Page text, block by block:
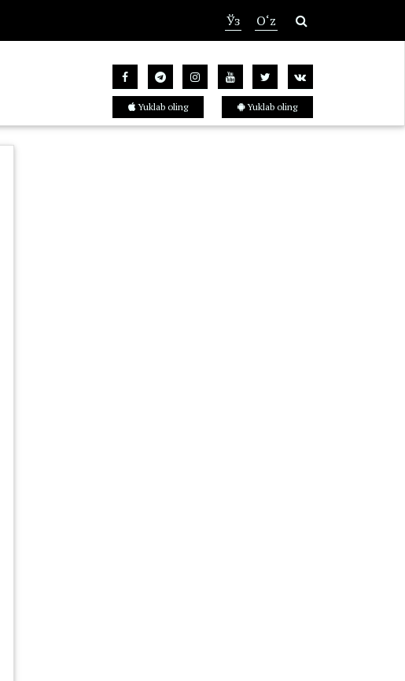
Ўз O‘z
Yuklab oling Yuklab oling